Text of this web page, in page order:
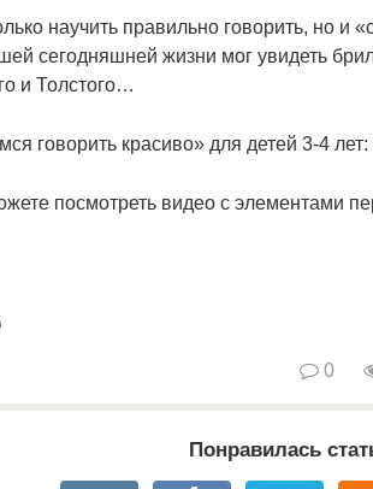
научить правильно говорить, но и
сегодняшней жизни мог увидеть
и Толстого…
говорить красиво» для детей 3-4 лет:
посмотреть видео с элементами
0
Понравилась